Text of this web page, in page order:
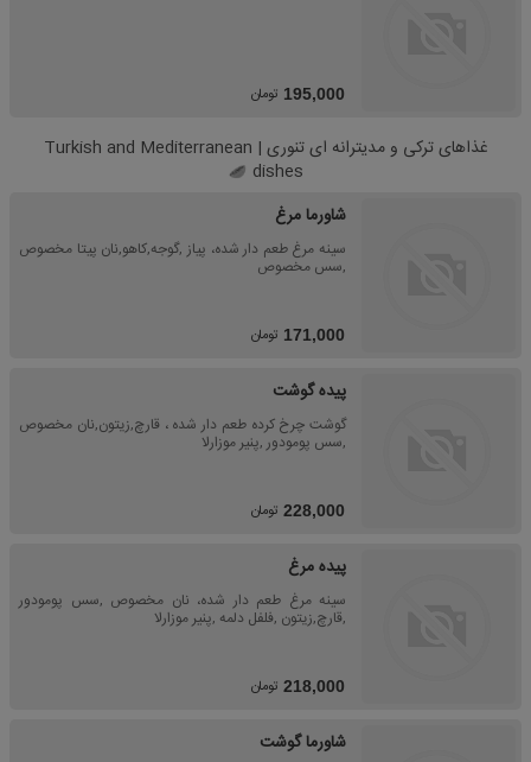
195,000 تومان
غذاهای ترکی و مدیترانه ای تنوری | Turkish and Mediterranean
dishes
شاورما مرغ
سینه مرغ طعم دار شده، پیاز ,گوجه,کاهو,نان پیتا مخصوص
,سس مخصوص
171,000 تومان
پیده گوشت
گوشت چرخ کرده طعم دار شده ، قارچ,زیتون,نان مخصوص
,سس پومودور ,پنیر موزارلا
228,000 تومان
پیده مرغ
سینه مرغ طعم دار شده، نان مخصوص ,سس پومودور
,قارچ,زیتون ,فلفل دلمه ,پنیر موزارلا
218,000 تومان
شاورما گوشت